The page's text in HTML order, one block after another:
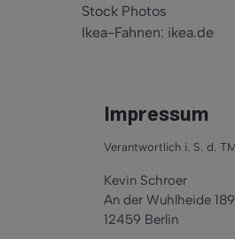
Stock Photos
Ikea-Fahnen: ikea.de
Impressum
Verantwortlich i. S. d.
Kevin Schroer
An der Wuhlheide 189
12459 Berlin